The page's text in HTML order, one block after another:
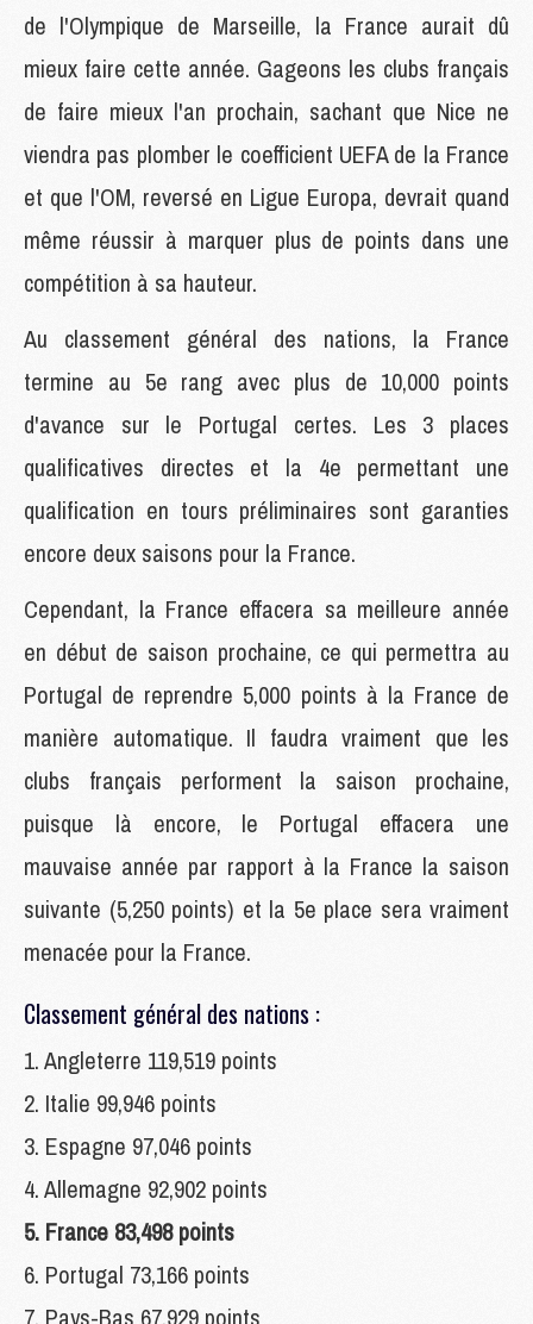
de l'Olympique de Marseille, la France aurait dû
mieux faire cette année. Gageons les clubs français
de faire mieux l'an prochain, sachant que Nice ne
viendra pas plomber le coefficient UEFA de la France
et que l'OM, reversé en Ligue Europa, devrait quand
même réussir à marquer plus de points dans une
compétition à sa hauteur.
Au classement général des nations, la France
termine au 5e rang avec plus de 10,000 points
d'avance sur le Portugal certes. Les 3 places
qualificatives directes et la 4e permettant une
qualification en tours préliminaires sont garanties
encore deux saisons pour la France.
Cependant, la France effacera sa meilleure année
en début de saison prochaine, ce qui permettra au
Portugal de reprendre 5,000 points à la France de
manière automatique. Il faudra vraiment que les
clubs français performent la saison prochaine,
puisque là encore, le Portugal effacera une
mauvaise année par rapport à la France la saison
suivante (5,250 points) et la 5e place sera vraiment
menacée pour la France.
Classement général des nations :
1. Angleterre 119,519 points
2. Italie 99,946 points
3. Espagne 97,046 points
4. Allemagne 92,902 points
5. France 83,498 points
6. Portugal 73,166 points
7. Pays-Bas 67,929 points